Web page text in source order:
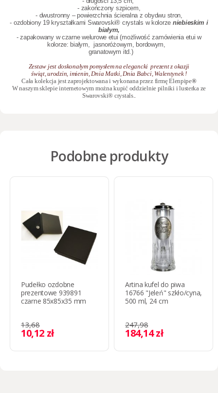
- zakończony szpicem,
- dwustronny – powierzchnia ścieralna z obydwu stron,
- ozdobiony 19 kryształkami Swarovski® crystals w kolorze niebieskim i
białym,
- zapakowany w czarne welurowe etui (możliwość zamówienia etui w
kolorze: białym, jasnoróżowym, bordowym,
granatowym itd.)
Zestaw jest doskonałym pomysłem na elegancki prezent z okazji
świąt, urodzin, imienin, Dnia Matki, Dnia Babci, Walentynek !
Cała kolekcja jest zaprojektowana i wykonana przez firmę Elenpipe®
W naszym sklepie internetowym można kupić oddzielnie pilniki ilusterkaze
Swarovski® crystals..
Podobne produkty
Pudełko ozdobne
prezentowe 939891
czarne 85x85x35 mm
13,68
10,12 zł
Artina kufel do piwa
16766 "Jeleń" szkło/cyna,
500 ml, 24 cm
247,98
184,14 zł